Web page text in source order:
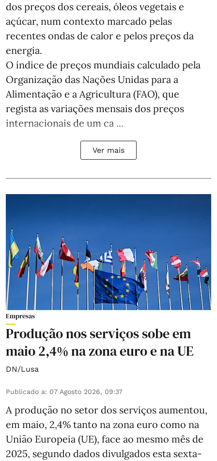
dos preços dos cereais, óleos vegetais e
açúcar, num contexto marcado pelas
recentes ondas de calor e pelos preços da
energia.
O índice de preços mundiais calculado pela
Organização das Nações Unidas para a
Alimentação e a Agricultura (FAO), que
regista as variações mensais dos preços
internacionais de um ca ...
Ver mais
Empresas
Produção nos serviços sobe em
maio 2,4% na zona euro e na UE
DN/Lusa
Publicado a: 07 Agosto 2026, 09:37
A produção no setor dos serviços aumentou,
em maio, 2,4% tanto na zona euro como na
União Europeia (UE), face ao mesmo mês de
2025, segundo dados divulgados esta sexta-